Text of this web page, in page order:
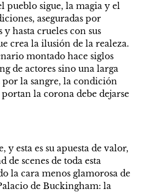
pueblo sigue, la magia y el
aseguradas por
hasta crueles con sus
crea la ilusión de la realeza.
montado hace siglos
de actores sino una larga
por la sangre, la condición
la corona debe dejarse
y esta es su apuesta de valor,
de scenes de toda esta
la cara menos glamorosa de
de Buckingham: la